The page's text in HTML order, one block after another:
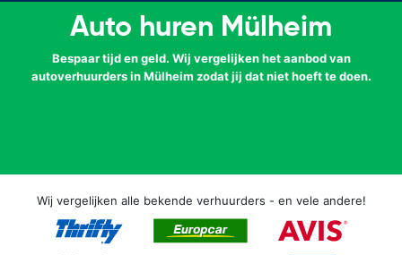
Auto huren Mülheim
Bespaar tijd en geld. Wij vergelijken het aanbod van
autoverhuurders in Mülheim zodat jij dat niet hoeft te doen.
Wij vergelijken alle bekende verhuurders - en vele andere!